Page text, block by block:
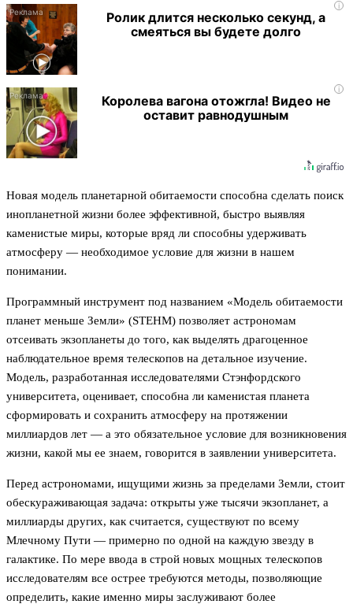
i
Ролик длится несколько секунд, а
смеяться вы будете долго
i
Королева вагона отожгла! Видео не
оставит равнодушным
Новая модель планетарной обитаемости способна сделать поиск
инопланетной жизни более эффективной, быстро выявляя
каменистые миры, которые вряд ли способны удерживать
атмосферу — необходимое условие для жизни в нашем
понимании.
Программный инструмент под названием «Модель обитаемости
планет меньше Земли» (STEHM) позволяет астрономам
отсеивать экзопланеты до того, как выделять драгоценное
наблюдательное время телескопов на детальное изучение.
Модель, разработанная исследователями Стэнфордского
университета, оценивает, способна ли каменистая планета
сформировать и сохранить атмосферу на протяжении
миллиардов лет — а это обязательное условие для возникновения
жизни, какой мы ее знаем, говорится в заявлении университета.
Перед астрономами, ищущими жизнь за пределами Земли, стоит
обескураживающая задача: открыты уже тысячи экзопланет, а
миллиарды других, как считается, существуют по всему
Млечному Пути — примерно по одной на каждую звезду в
галактике. По мере ввода в строй новых мощных телескопов
исследователям все острее требуются методы, позволяющие
определить, какие именно миры заслуживают более